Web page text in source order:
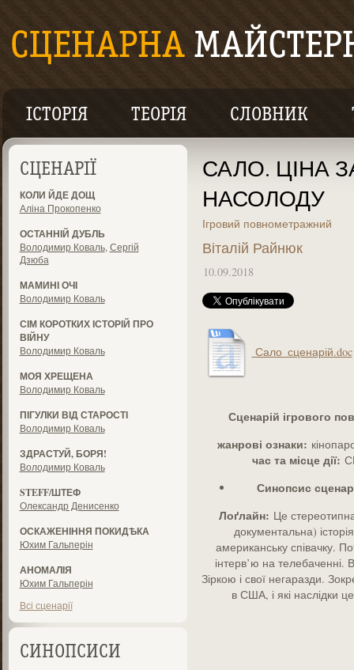
ІСТОРІЯ ТЕОРІЯ СЛОВНИК
СЦЕНАРІЇ
КОЛИ ЙДЕ ДОЩ
Аліна Прокопенко
ОСТАННІЙ ДУБЛЬ
Володимир Коваль, Сергій
Дзюба
МАМИНІ ОЧІ
Володимир Коваль
СІМ КОРОТКИХ ІСТОРІЙ ПРО
ВІЙНУ
Володимир Коваль
МОЯ ХРЕЩЕНА
Володимир Коваль
ПІГУЛКИ ВІД СТАРОСТІ
Володимир Коваль
ЗДРАСТУЙ, БОРЯ!
Володимир Коваль
STEFF/ШТЕФ
Олександр Денисенко
ОСКАЖЕНІННЯ ПОКИДѢКА
Юхим Гальперін
АНОМАЛІЯ
Юхим Гальперін
Всі сценарії
СИНОПСИСИ
САЛО. ЦІНА
НАСОЛОДУ
Ігровий повнометражний
Віталій Райнюк
10.09.2018
Сало_сценарій.doc
Сценарій ігрового
жанрові ознаки:
час та місце дії:
Синопсис
Лоґлайн: Це
документальна)
американську співачку.
інтерв’ю на телебаченні.
Зіркою і свої негаразди.
в США, і які наслідки